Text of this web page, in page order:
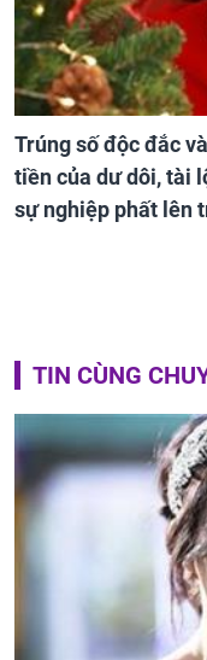
Trúng số độc đắc
tiền của dư dôi, tài
sự nghiệp phất lên
TIN CÙNG